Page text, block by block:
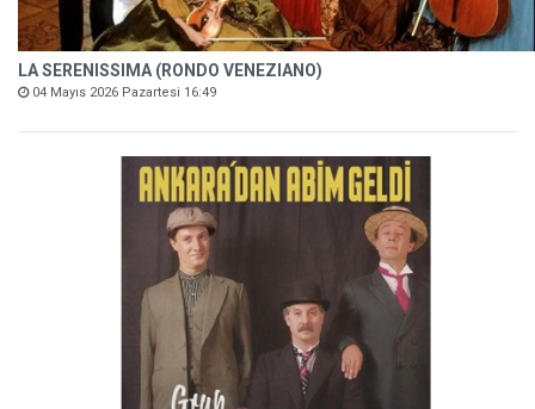
LA SERENISSIMA (RONDO VENEZIANO)
04 Mayıs 2026 Pazartesi 16:49